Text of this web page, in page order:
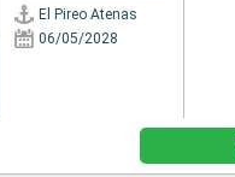
El Pireo Atenas
06/05/2028